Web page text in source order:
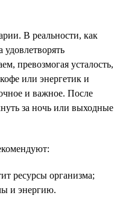
В реальности, как
удовлетворять
превозмогая усталость,
или энергетик и
и важное. После
за ночь или выходные
ресурсы организма;
и энергию.